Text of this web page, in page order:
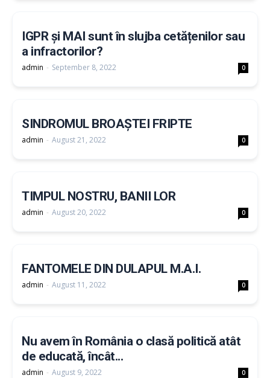
IGPR și MAI sunt în slujba cetățenilor sau
a infractorilor?
admin - September 8, 2022 0
SINDROMUL BROAȘTEI FRIPTE
admin - August 21, 2022 0
TIMPUL NOSTRU, BANII LOR
admin - August 20, 2022 0
FANTOMELE DIN DULAPUL M.A.I.
admin - August 11, 2022 0
Nu avem în România o clasă politică atât
de educată, încât...
admin - August 9, 2022 0